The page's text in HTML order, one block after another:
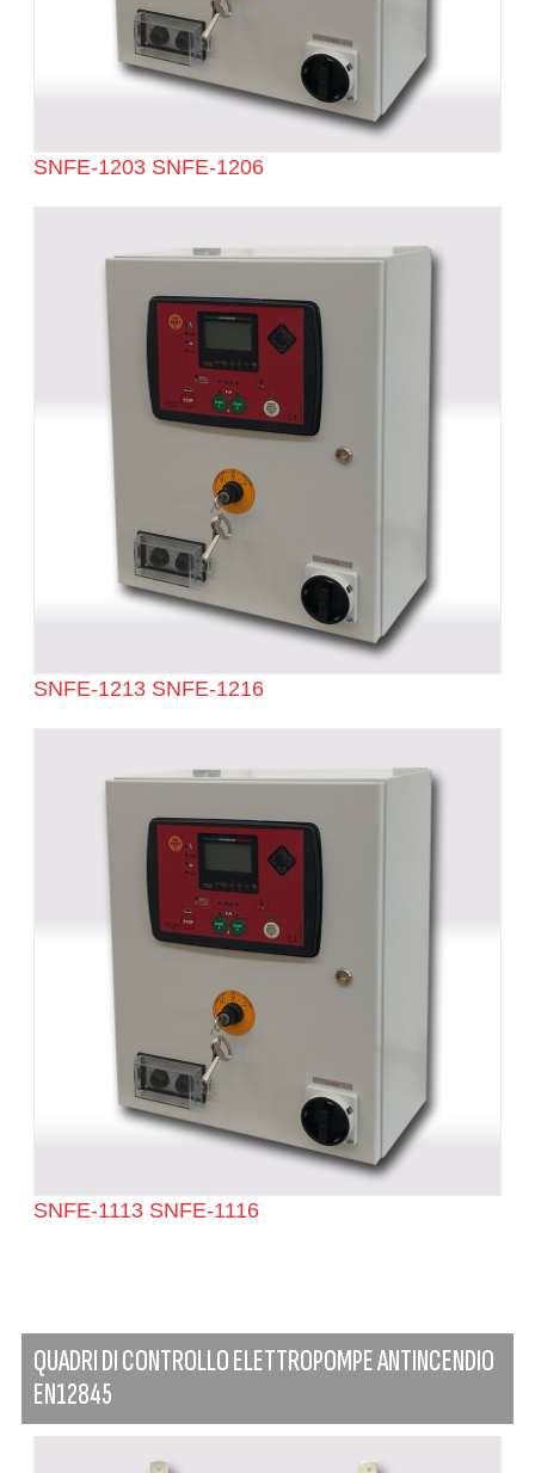
SNFE-1203 SNFE-1206
SNFE-1213 SNFE-1216
SNFE-1113 SNFE-1116
QUADRI DI CONTROLLO ELETTROPOMPE ANTINCENDIO
EN12845